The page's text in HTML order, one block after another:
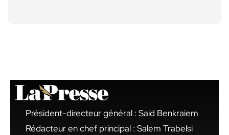
Président-directeur général : Said Benkraiem
Rédacteur en chef principal : Salem Trabelsi